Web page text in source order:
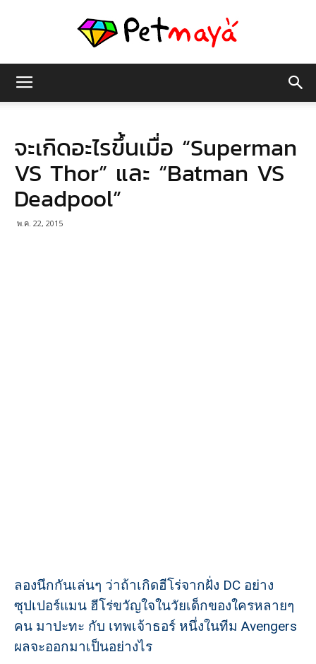
มายา
จะเกิดอะไรขึ้นเมื่อ “Superman
VS Thor” และ “Batman VS
Deadpool”
พ.ค. 22, 2015
ลองนึกกันเล่นๆ ว่าถ้าเกิดฮีโร่จากฝั่ง DC อย่าง
ซุปเปอร์แมน ฮีโร่ขวัญใจในวัยเด็กของใครหลายๆ
คน มาปะทะ กับ เทพเจ้าธอร์ หนึ่งในทีม Avengers
ผลจะออกมาเป็นอย่างไร